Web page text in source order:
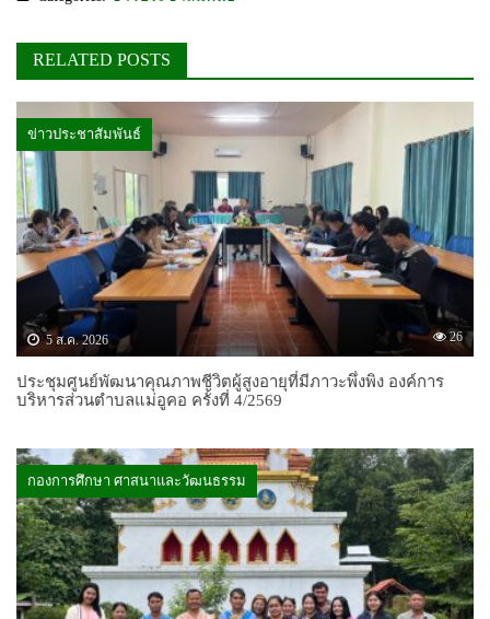
RELATED POSTS
ข่าวประชาสัมพันธ์
5 ส.ค. 2026 26
ประชุมศูนย์พัฒนาคุณภาพชีวิตผู้สูงอายุที่มีภาวะพึ่งพิง องค์การ
บริหารส่วนตำบลแม่อูคอ ครั้งที่ 4/2569
กองการศึกษา ศาสนาและวัฒนธรรม